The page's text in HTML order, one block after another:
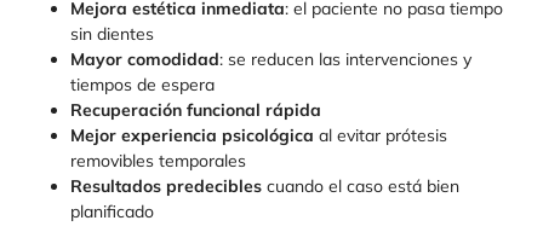
Mejora estética inmediata: el paciente no pasa tiempo
sin dientes
Mayor comodidad: se reducen las intervenciones y
tiempos de espera
Recuperación funcional rápida
Mejor experiencia psicológica al evitar prótesis
removibles temporales
Resultados predecibles cuando el caso está bien
planificado